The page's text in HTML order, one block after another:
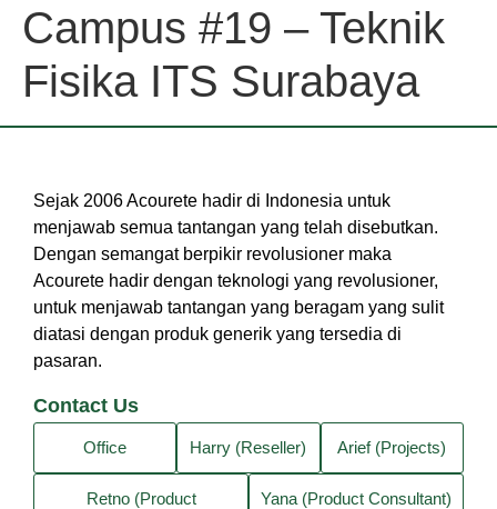
Campus #19 – Teknik
Fisika ITS Surabaya
Sejak 2006 Acourete hadir di Indonesia untuk
menjawab semua tantangan yang telah disebutkan.
Dengan semangat berpikir revolusioner maka
Acourete hadir dengan teknologi yang revolusioner,
untuk menjawab tantangan yang beragam yang sulit
diatasi dengan produk generik yang tersedia di
pasaran.
Contact Us
Office Harry (Reseller) Arief (Projects)
Retno (Product
Yana (Product Consultant)